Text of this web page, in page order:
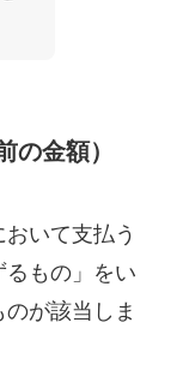
の金額）
いて支払う
るもの」をい
が該当しま